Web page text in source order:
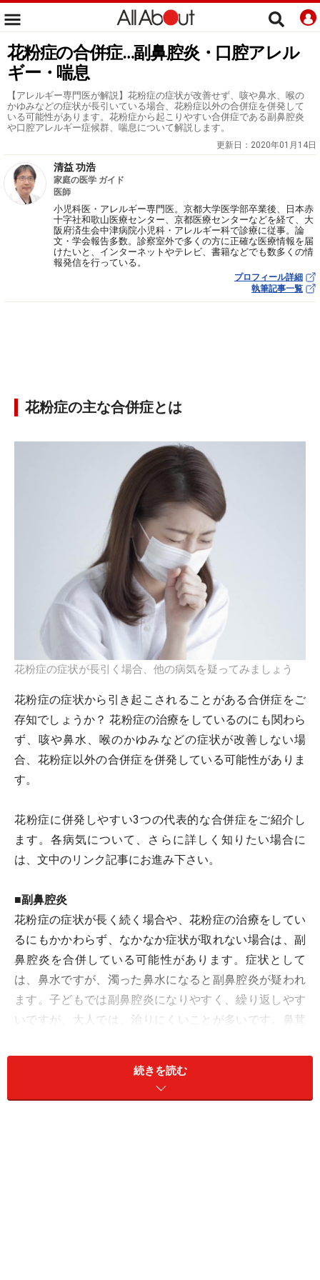
花粉症の合併症…副鼻腔炎・口腔アレル
ギー・喘息
【アレルギー専門医が解説】花粉症の症状が改善せず、咳や鼻水、喉の
かゆみなどの症状が長引いている場合、花粉症以外の合併症を併発して
いる可能性があります。花粉症から起こりやすい合併症である副鼻腔炎
や口腔アレルギー症候群、喘息について解説します。
更新日： 2020年01月14日
清益 功浩
家庭の医学 ガイド
医師
小児科医・アレルギー専門医。京都大学医学部卒業後、日本赤
十字社和歌山医療センター、京都医療センターなどを経て、大
阪府済生会中津病院小児科・アレルギー科で診療に従事。論
文・学会報告多数。診察室外で多くの方に正確な医療情報を届
けたいと、インターネットやテレビ、書籍などでも数多くの情
報発信を行っている。
プロフィール詳細
執筆記事一覧
花粉症の主な合併症とは
花粉症の症状が長引く場合、他の病気を疑ってみましょう
花粉症の症状から引き起こされることがある合併症をご
存知でしょうか？ 花粉症の治療をしているのにも関わら
ず、咳や鼻水、喉のかゆみなどの症状が改善しない場
合、花粉症以外の合併症を併発している可能性がありま
す。
花粉症に併発しやすい3つの代表的な合併症をご紹介し
ます。各病気について、さらに詳しく知りたい場合に
は、文中のリンク記事にお進み下さい。
■副鼻腔炎
花粉症の症状が長く続く場合や、花粉症の治療をしてい
るにもかかわらず、なかなか症状が取れない場合は、副
鼻腔炎を合併している可能性があります。症状として
は、鼻水ですが、濁った鼻水になると副鼻腔炎が疑われ
ます。子どもでは副鼻腔炎になりやすく、繰り返しやす
いですが、大人では、治りにくいことが多いです。鼻茸
腔炎の原因の1つとして、好酸球という白血球が関わっ
ているものを好酸球性副鼻腔炎があります。好酸球性副
鼻腔炎は再発しやすく治りにくいのが特徴です。大人に
続きを読む